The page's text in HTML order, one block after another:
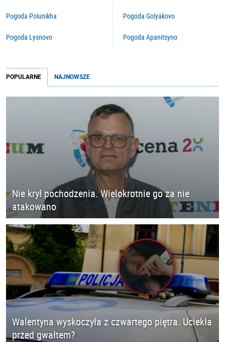
Pogoda Polunikha
Pogoda Lysnovo
Pogoda Golyakovo
Pogoda Apanitsyno
POPULARNE NAJNOWSZE
Nie krył pochodzenia. Wielokrotnie go za nie
atakowano
Walentyna wyskoczyła z czwartego piętra. Uciekła
przed gwałtem?